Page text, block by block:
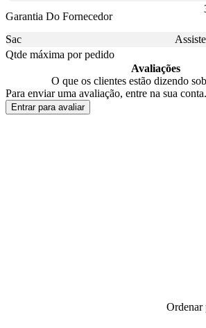
Garantia Do Fornecedor
Sac
Qtde máxima por pedido
Avaliações
O que os clientes estão dizendo
Para enviar uma avaliação, entre na sua conta.
Entrar para avaliar
Ordenar